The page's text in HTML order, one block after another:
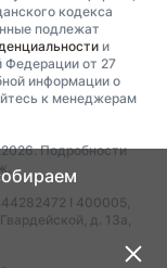
кодекса
подлежат
и
от 27
информации о
к менеджерам
Подробности
I 400005,
д. 13а,